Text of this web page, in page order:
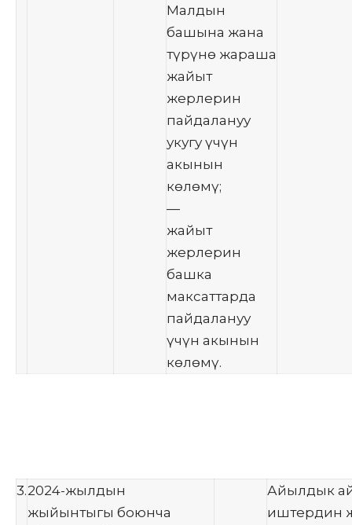
Малдын
башына жана
түрүнө жараша
жайыт
жерлерин
пайдалануу
укугу үчүн
акынын
көлөмү;
—
жайыт
жерлерин
башка
максаттарда
пайдалануу
үчүн акынын
көлөмү.
3.2024-жылдын
жыйынтыгы боюнча
Айылдык
иштердин